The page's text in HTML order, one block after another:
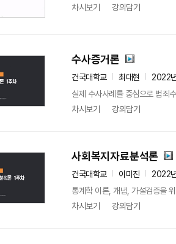
차시보기
강의담기
수사증거론
건국대학교 최대현
2022
실제 수사사례를 중심으로 범죄
차시보기
강의담기
사회복지자료분석론
건국대학교 이미진
2022
통계학 이론, 개념, 가설검증을
차시보기
강의담기